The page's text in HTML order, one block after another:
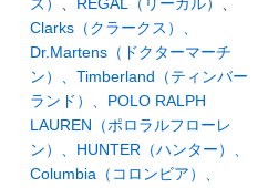
Clarks（クラークス）、
Dr.Martens（ドクターマーチ
ン）、 Timberland（ティンバー
ランド）、 POLO RALPH
LAUREN（ポロラルフローレ
ン）、 HUNTER（ハンター）、
Columbia（コロンビア）、